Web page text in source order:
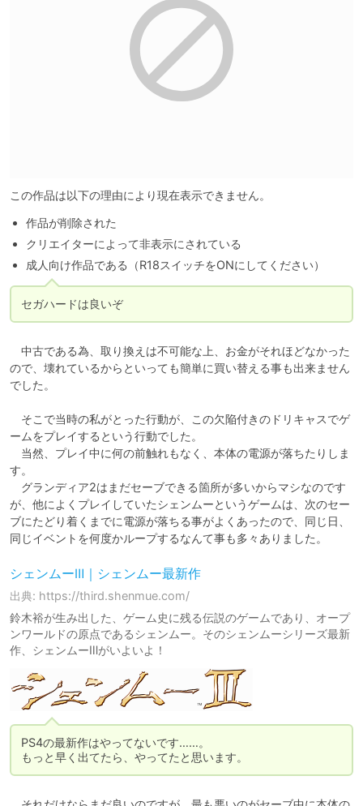
この作品は以下の理由により現在表示できません。
作品が削除された
クリエイターによって非表示にされている
成人向け作品である（R18スイッチをONにしてください）
セガハードは良いぞ
中古である為、取り換えは不可能な上、お金がそれほどなかった
ので、壊れているからといっても簡単に買い替える事も出来ません
でした。
そこで当時の私がとった行動が、この欠陥付きのドリキャスでゲ
ームをプレイするという行動でした。
当然、プレイ中に何の前触れもなく、本体の電源が落ちたりしま
す。
グランディア2はまだセーブできる箇所が多いからマシなのです
が、他によくプレイしていたシェンムーというゲームは、次のセー
ブにたどり着くまでに電源が落ちる事がよくあったので、同じ日、
同じイベントを何度かループするなんて事も多々ありました。
シェンムーⅢ｜シェンムー最新作
出典: https://third.shenmue.com/
鈴木裕が生み出した、ゲーム史に残る伝説のゲームであり、オープ
ンワールドの原点であるシェンムー。そのシェンムーシリーズ最新
作、シェンムーⅢがいよいよ！
PS4の最新作はやってないです……。
もっと早く出てたら、やってたと思います。